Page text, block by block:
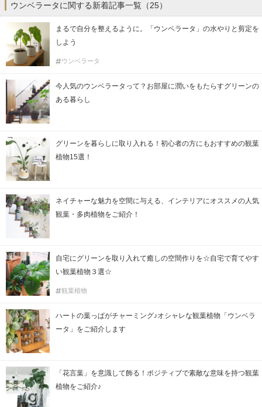
ウンベラータに関する新着記事一覧（25）
まるで自分を整えるように。「ウンベラータ」の水やりと剪定を
しよう
ウンベラータ
今人気のウンベラータって？お部屋に潤いをもたらすグリーンの
ある暮らし
グリーンを暮らしに取り入れる！初心者の方にもおすすめの観葉
植物15選！
ネイチャーな魅力を空間に与える、インテリアにオススメの人気
観葉・多肉植物をご紹介！
自宅にグリーンを取り入れて癒しの空間作りを☆自宅で育てやす
い観葉植物３選☆
観葉植物
ハートの葉っぱがチャーミング♪オシャレな観葉植物「ウンベラ
ータ」をご紹介します
「花言葉」を意識して飾る！ポジティブで素敵な意味を持つ観葉
植物をご紹介♪